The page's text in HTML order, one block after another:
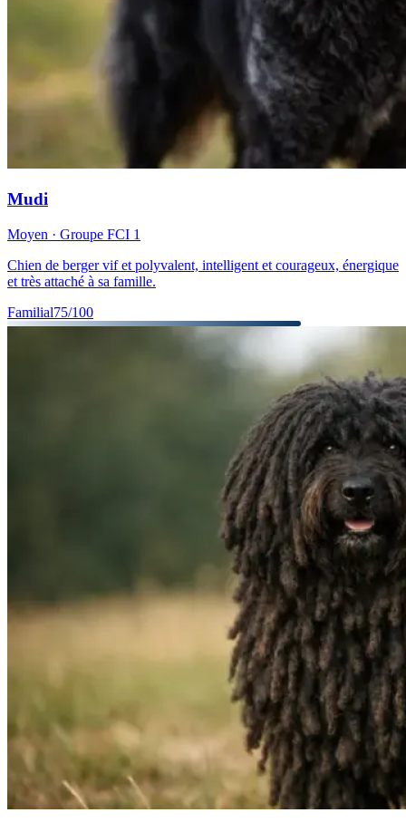
Mudi
Moyen · Groupe FCI 1
Chien de berger vif et polyvalent, intelligent et courageux, énergique
et très attaché à sa famille.
Familial75/100